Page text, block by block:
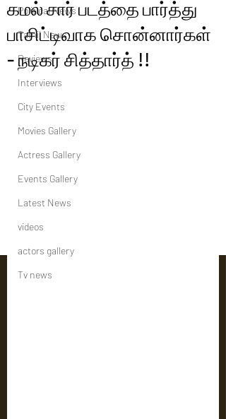
Political News
Tamil News
Reviews
Interviews
City Events
Movies Gallery
Actress Gallery
Events Gallery
Latest News
videos
actors gallery
Tv news
கமல் சார் படத்தை பார்த்து
பாசிட்டிவாக சொன்னார்கள்
- நடிகர் சித்தார்த் !!